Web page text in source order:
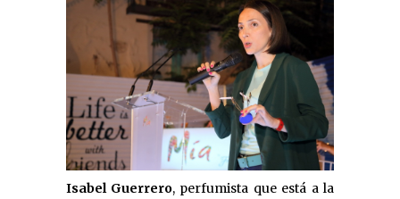
Isabel Guerrero, perfumista que está a la